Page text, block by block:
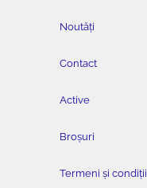
Noutăți
Contact
Active
Broșuri
Termeni și condiții